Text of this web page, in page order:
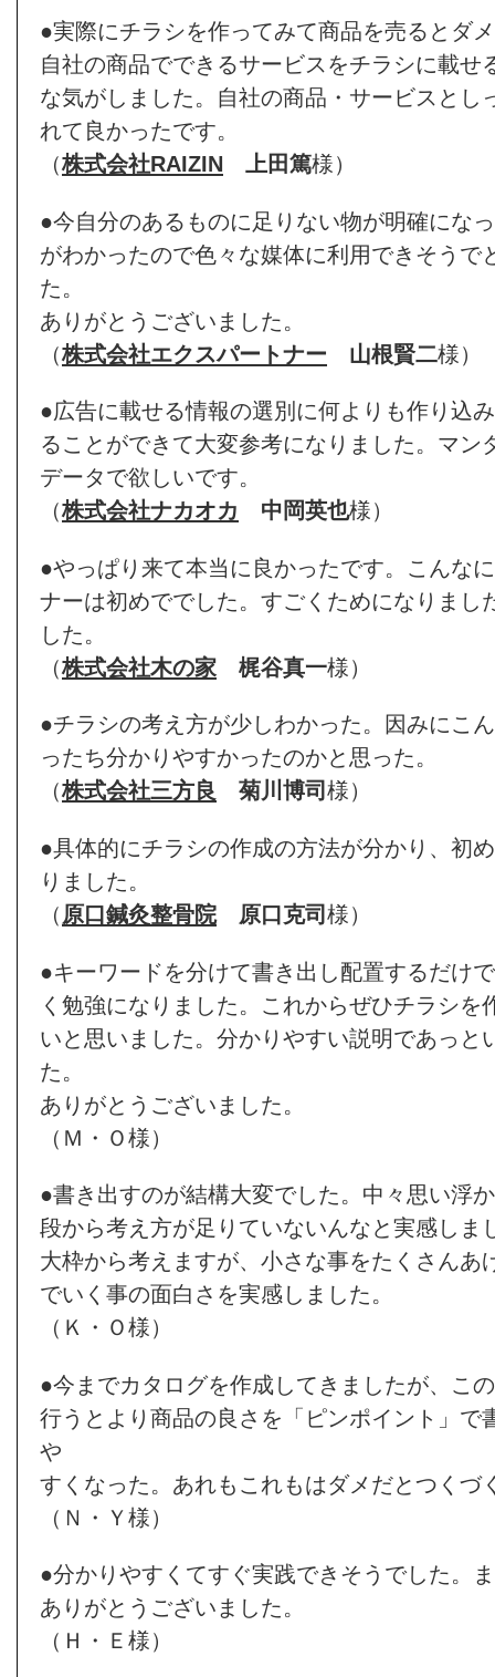
●実際にチラシを作ってみて商品を売るとダ
自社の商品でできるサービスをチラシに載せ
な気がしました。自社の商品・サービスとし
れて良かったです。
（株式会社RAIZIN 上田篤様）
●今自分のあるものに足りない物が明確にな
がわかったので色々な媒体に利用できそうで
た。
ありがとうございました。
（株式会社エクスパートナー 山根賢二様）
●広告に載せる情報の選別に何よりも作り込
ることができて大変参考になりました。マン
データで欲しいです。
（株式会社ナカオカ 中岡英也様）
●やっぱり来て本当に良かったです。こんな
ナーは初めででした。すごくためになりまし
した。
（株式会社木の家 梶谷真一様）
●チラシの考え方が少しわかった。因みにこ
ったち分かりやすかったのかと思った。
（株式会社三方良 菊川博司 様）
●具体的にチラシの作成の方法が分かり、初
りました。
（ 原口鍼灸整骨院 原口克司 様）
●キーワードを分けて書き出し配置するだけ
く勉強になりました。これからぜひチラシを
いと思いました。分かりやすい説明であっと
た。
ありがとうございました。
（Ｍ・Ｏ様）
●書き出すのが結構大変でした。中々思い浮
段から考え方が足りていないんなと実感しま
大枠から考えますが、小さな事をたくさんあ
でいく事の面白さを実感しました。
（Ｋ・Ｏ様）
●今までカタログを作成してきましたが、こ
行うとより商品の良さを「ピンポイント」で
や
すくなった。あれもこれもはダメだとつくづ
（Ｎ・Ｙ様）
●分かりやすくてすぐ実践できそうでした。
ありがとうございました。
（Ｈ・Ｅ様）